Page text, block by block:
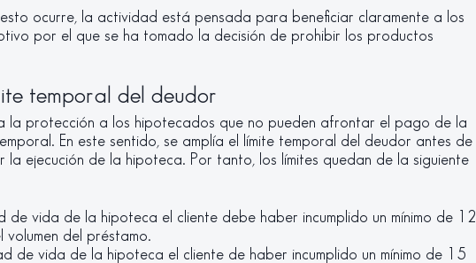
ocurre, la actividad está pensada para beneficiar claramente a los
por el que se ha tomado la decisión de prohibir los productos
temporal del deudor
la protección a los hipotecados que no pueden afrontar el pago de la
En este sentido, se amplía el límite temporal del deudor antes de
la ejecución de la hipoteca. Por tanto, los límites quedan de la siguiente
de vida de la hipoteca el cliente debe haber incumplido un mínimo de 12
volumen del préstamo.
de vida de la hipoteca el cliente de haber incumplido un mínimo de 15